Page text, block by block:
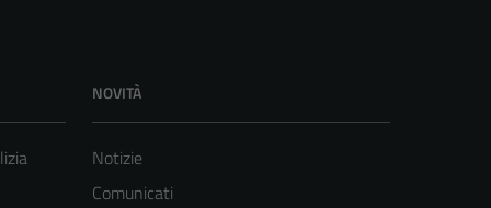
NOVITÀ
Notizie
Comunicati